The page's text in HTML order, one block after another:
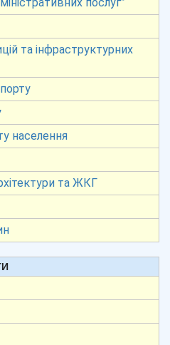
та інфраструктурних
населення
та ЖКГ